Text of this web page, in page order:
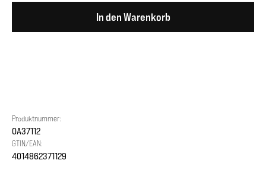
In den Warenkorb
Produktnummer:
OA37112
GTIN/EAN:
4014862371129